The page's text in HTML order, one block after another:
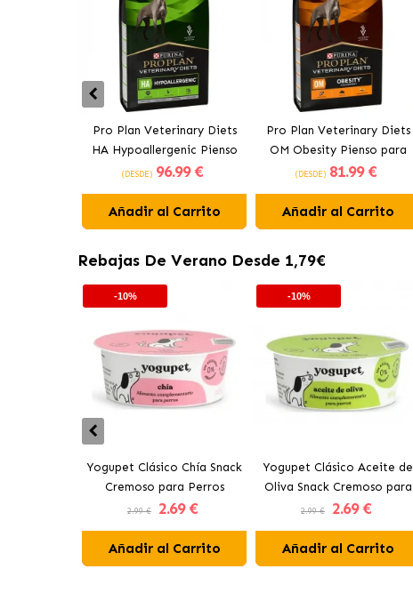
Pro Plan Veterinary Diets
HA Hypoallergenic Pienso
Hipoalergénico para Perros
(DESDE) 96.99 €
Añadir al Carrito
Pro Plan Veterinary Diets
OM Obesity Pienso para
Perros con Sobrepeso
(DESDE) 81.99 €
Añadir al Carrito
Rebajas De Verano Desde 1,79€
-10%
Yogupet Clásico Chía Snack
Cremoso para Perros
2.99 € 2.69 €
Añadir al Carrito
-10%
Yogupet Clásico Aceite de
Oliva Snack Cremoso para
Perros
2.99 € 2.69 €
Añadir al Carrito